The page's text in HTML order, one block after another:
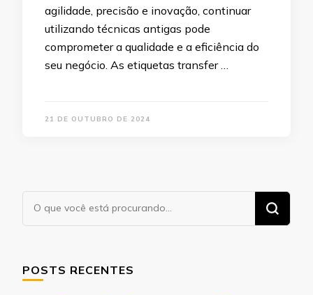
agilidade, precisão e inovação, continuar
utilizando técnicas antigas pode
comprometer a qualidade e a eficiência do
seu negócio. As etiquetas transfer …
21 DE OUTUBRO DE 2024
Procurando
algo?
POSTS RECENTES